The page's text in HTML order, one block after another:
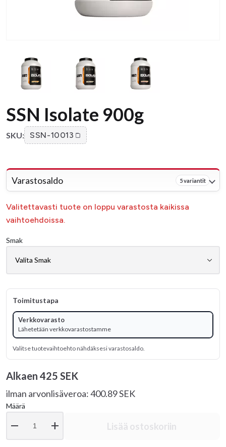
SSN Isolate 900g
SKU: SSN-10013
Varastosaldo 5 variantit
Valitettavasti tuote on loppu varastosta kaikissa
vaihtoehdoissa.
Smak
Toimitustapa
Verkkovarasto
Lähetetään verkkovarastostamme
Valitse tuotevaihtoehto nähdäksesi varastosaldo.
Alkaen 425 SEK
ilman arvonlisäveroa: 400.89 SEK
Määrä
remove add Lisää ostoskoriin